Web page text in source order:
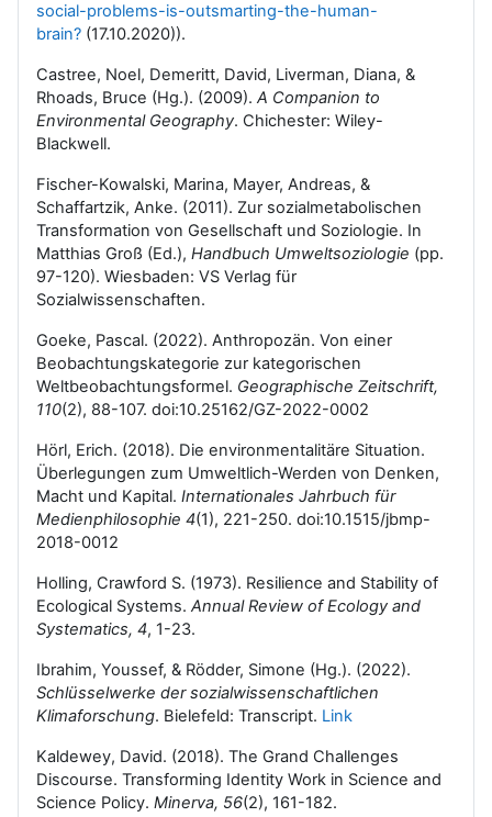
social-problems-is-outsmarting-the-human-
brain? (17.10.2020)).
Castree, Noel, Demeritt, David, Liverman, Diana, &
Rhoads, Bruce (Hg.). (2009). A Companion to
Environmental Geography. Chichester: Wiley-
Blackwell.
Fischer-Kowalski, Marina, Mayer, Andreas, &
Schaffartzik, Anke. (2011). Zur sozialmetabolischen
Transformation von Gesellschaft und Soziologie. In
Matthias Groß (Ed.), Handbuch Umweltsoziologie (pp.
97-120). Wiesbaden: VS Verlag für
Sozialwissenschaften.
Goeke, Pascal. (2022). Anthropozän. Von einer
Beobachtungskategorie zur kategorischen
Weltbeobachtungsformel. Geographische Zeitschrift,
110(2), 88-107. doi:10.25162/GZ-2022-0002
Hörl, Erich. (2018). Die environmentalitäre Situation.
Überlegungen zum Umweltlich-Werden von Denken,
Macht und Kapital. Internationales Jahrbuch für
Medienphilosophie 4(1), 221-250. doi:10.1515/jbmp-
2018-0012
Holling, Crawford S. (1973). Resilience and Stability of
Ecological Systems. Annual Review of Ecology and
Systematics, 4, 1-23.
Ibrahim, Youssef, & Rödder, Simone (Hg.). (2022).
Schlüsselwerke der sozialwissenschaftlichen
Klimaforschung. Bielefeld: Transcript. Link
Kaldewey, David. (2018). The Grand Challenges
Discourse. Transforming Identity Work in Science and
Science Policy. Minerva, 56(2), 161-182.